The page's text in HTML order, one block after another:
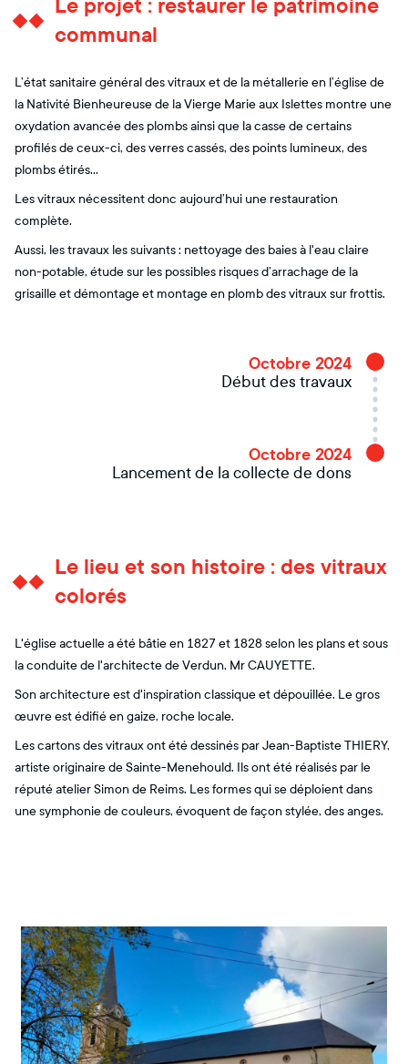
Le projet : restaurer le patrimoine
communal
L’état sanitaire général des vitraux et de la métallerie en l’église de
la Nativité Bienheureuse de la Vierge Marie aux Islettes montre une
oxydation avancée des plombs ainsi que la casse de certains
profilés de ceux-ci, des verres cassés, des points lumineux, des
plombs étirés…
Les vitraux nécessitent donc aujourd’hui une restauration
complète.
Aussi, les travaux les suivants : nettoyage des baies à l'eau claire
non-potable, étude sur les possibles risques d’arrachage de la
grisaille et démontage et montage en plomb des vitraux sur frottis.
Octobre 2024
Début des travaux
Octobre 2024
Lancement de la collecte de dons
Le lieu et son histoire : des vitraux
colorés
L'église actuelle a été bâtie en 1827 et 1828 selon les plans et sous
la conduite de l'architecte de Verdun, Mr CAUYETTE.
Son architecture est d'inspiration classique et dépouillée. Le gros
œuvre est édifié en gaize, roche locale.
Les cartons des vitraux ont été dessinés par Jean-Baptiste THIERY,
artiste originaire de Sainte-Menehould. Ils ont été réalisés par le
réputé atelier Simon de Reims. Les formes qui se déploient dans
une symphonie de couleurs, évoquent de façon stylée, des anges.